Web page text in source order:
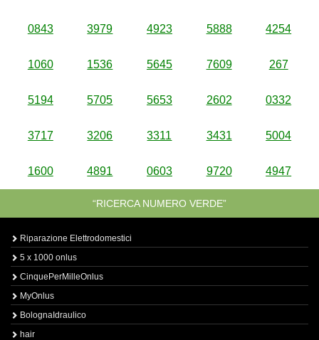
0843 3979 4923 5888 4254
1060 1536 5645 7609 267
5194 5705 5653 2602 0332
3717 3206 3311 3431 5004
1600 4891 0603 9720 4947
“RICERCA NUMERO VERDE”
Riparazione Elettrodomestici
5 x 1000 onlus
CinquePerMilleOnlus
MyOnlus
BolognaIdraulico
hair